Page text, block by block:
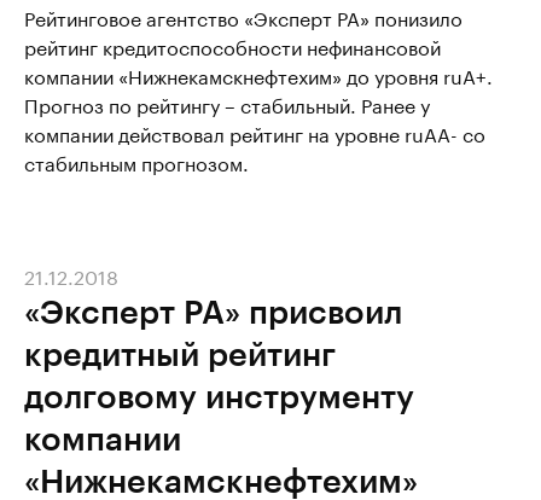
Рейтинговое агентство «Эксперт РА» понизило
рейтинг кредитоспособности нефинансовой
компании «Нижнекамскнефтехим» до уровня ruA+.
Прогноз по рейтингу – стабильный. Ранее у
компании действовал рейтинг на уровне ruAA- со
стабильным прогнозом.
«Эксперт РА» присвоил
кредитный рейтинг
долговому инструменту
компании
«Нижнекамскнефтехим»
21.12.2018